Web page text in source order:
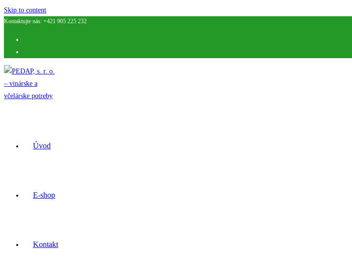
Skip to content
Kontaktujte nás: +421 905 225 232
Úvod
E-shop
Kontakt